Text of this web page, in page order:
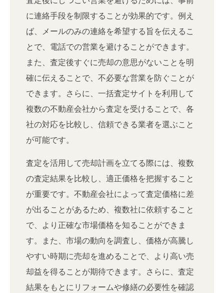
に連絡手段を制限することが効果的です。例え
ば、メールのみの連絡を希望する旨を伝えるこ
とで、電話での営業を避けることができます。
また、査定後すぐに売却の意思がないことを明
確に伝えることで、不必要な営業を防ぐことが
できます。さらに、一括査定サイトを利用して
複数の不動産会社から査定を受けることで、各
社の対応を比較し、信頼できる業者を選ぶこと
が可能です。
査定を活用して売却計画を立てる際には、複数
の査定結果を比較し、適正価格を把握すること
が重要です。不動産会社によって査定価格に差
が出ることがあるため、複数社に依頼すること
で、より正確な市場価格を知ることができま
す。また、市場の動向を調査し、価格が高騰し
やすい時期に売却を進めることで、より高い売
却益を得ることが期待できます。さらに、査定
結果をもとにリフォームや修繕の必要性を確認